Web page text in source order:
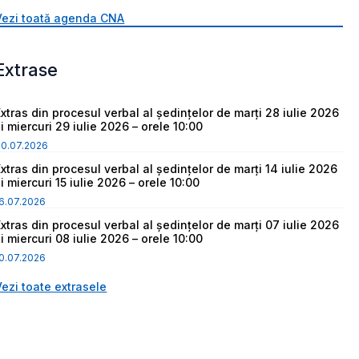
toată agenda CNA
din procesul verbal al ședințelor de marți 28 iulie 2026
miercuri 29 iulie 2026 – orele 10:00
din procesul verbal al ședințelor de marți 14 iulie 2026
miercuri 15 iulie 2026 – orele 10:00
din procesul verbal al ședințelor de marți 07 iulie 2026
miercuri 08 iulie 2026 – orele 10:00
toate extrasele